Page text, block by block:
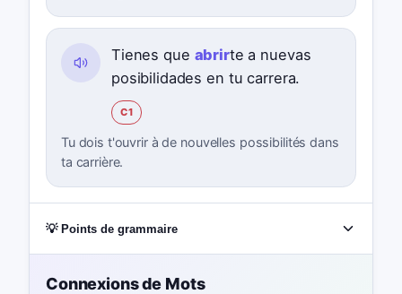
Tienes que abrirte a nuevas
posibilidades en tu carrera.
C1
Tu dois t'ouvrir à de nouvelles possibilités dans
ta carrière.
💡 Points de grammaire
Connexions de Mots